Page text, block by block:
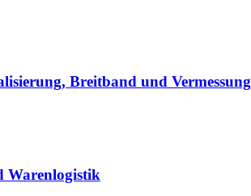
Breitband und Vermessung
Warenlogistik